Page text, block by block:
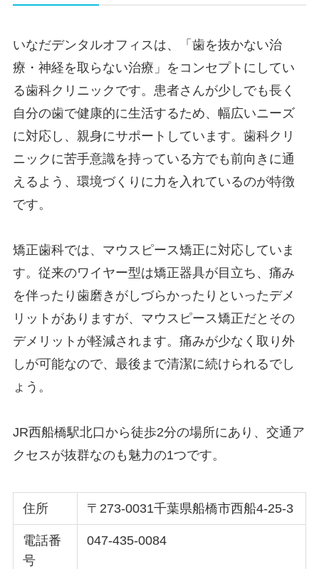
いなだデンタルオフィスは、「歯を抜かない治
療・神経を取らない治療」をコンセプトにしてい
る歯科クリニックです。​​患者さんが少しでも長く
自分の歯で健康的に生活するため、幅広いニーズ
に対応し、親身にサポートしています。歯科クリ
ニックに苦手意識を持っている方でも前向きに通
えるよう、環境づくりに力を入れているのが特徴
です。
矯正歯科では、マウスピース矯正に対応していま
す。従来のワイヤー型は矯正器具が目立ち、痛み
を伴ったり歯磨きがしづらかったりといったデメ
リットがありますが、マウスピース矯正だとその
デメリットが軽減されます。痛みが少なく取り外
しが可能なので、最後まで清潔に続けられるでし
ょう。
JR西船橋駅北口から徒歩2分の場所にあり、交通ア
クセスが抜群なのも魅力の1つです。
住所 〒273-0031千葉県船橋市西船4-25-3
電話番
号
047-435-0084